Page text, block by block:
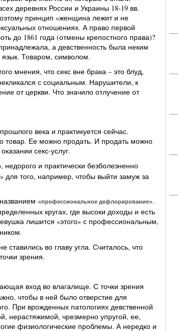
деревнях России и Украины 18-19 вв.
принцип «женщина лежит и не
отношениях. А право первой
до 1861 года (отмены крепостного права)?
а девственность была неким
Товаром, символом.
мнения, что секс вне брака – это блуд,
с социальным. Нарушители, к
от церкви. Что значило отлучение от
века и практикуется сейчас.
товар. Ее можно продать. И продать можно
секс-услуг.
недорого и практически безболезненно
для того, например, чтобы выйти замуж за
«профессиональное дефлорирование».
кругах, где высоки доходы и есть
лишится «этого» с профессиональным,
ставились во главу угла. Считалось, что
зрения.
вход во влагалище. С точки зрения
чтобы в ней было отверстие для
При врожденных патологиях девственной
нерастяжимой, чрезмерно упругой, ее,
физиологические проблемы. А нередко и